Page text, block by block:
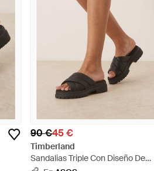
90 €45 €
Timberland
Sandalias Triple Con Diseño De